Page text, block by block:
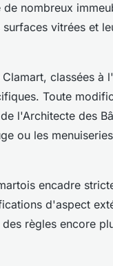
nombreux
vitrées et
classées à
Toute
l'Architecte des
ou les
encadre
d'aspect
règles encore